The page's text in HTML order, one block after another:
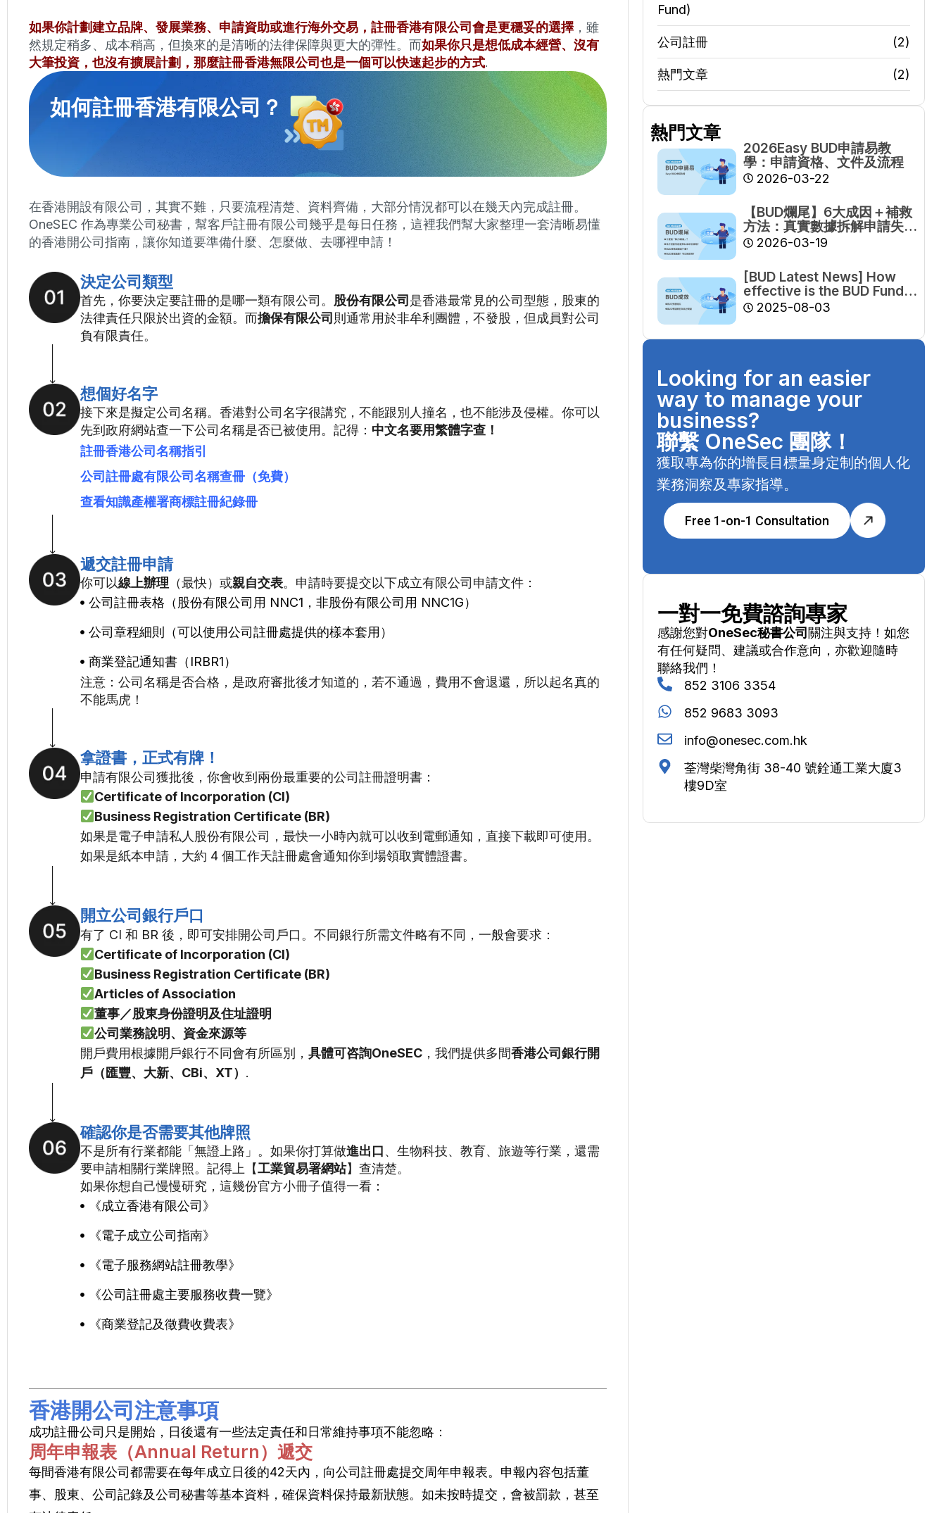
如果你計劃建立品牌、發展業務、申請資助或進行海外交易，註冊香港有限公司會是更穩妥的選擇 ，雖
然規定稍多、成本稍高，但換來的是清晰的法律保障與更大的彈性。而如果你只是想低成本經營、沒有
大筆投資，也沒有擴展計劃，那麼註冊香港無限公司也是一個可以快速起步的方式.
如何註冊香港有限公司？
在香港開設有限公司，其實不難，只要流程清楚、資料齊備，大部分情況都可以在幾天內完成註冊。
OneSEC 作為專業公司秘書，幫客戶註冊有限公司幾乎是每日任務，這裡我們幫大家整理一套清晰易懂
的香港開公司指南，讓你知道要準備什麼、怎麼做、去哪裡申請！
決定公司類型
首先，你要決定要註冊的是哪一類有限公司。 股份有限公司是香港最常見的公司型態，股東的
法律責任只限於出資的金額。而擔保有限公司則通常用於非牟利團體，不發股，但成員對公司
負有限責任。
想個好名字
接下來是擬定公司名稱。香港對公司名字很講究，不能跟別人撞名，也不能涉及侵權。你可以
先到政府網站查一下公司名稱是否已被使用。記得： 中文名要用繁體字查！
註冊香港公司名稱指引
公司註冊處有限公司名稱查冊（免費）
查看知識產權署商標註冊紀錄冊
遞交註冊申請
你可以線上辦理 （最快）或親自交表。申請時要提交以下成立有限公司申請文件：
公司註冊表格（股份有限公司用 NNC1，非股份有限公司用 NNC1G）
公司章程細則（可以使用公司註冊處提供的樣本套用）
商業登記通知書（IRBR1）
注意：公司名稱是否合格，是政府審批後才知道的，若不通過，費用不會退還，所以起名真的
不能馬虎！
拿證書，正式有牌！
申請有限公司獲批後，你會收到兩份最重要的公司註冊證明書：
Certificate of Incorporation (CI)
Business Registration Certificate (BR)
如果是電子申請私人股份有限公司，最快一小時內就可以收到電郵通知，直接下載即可使用。
如果是紙本申請，大約 4 個工作天註冊處會通知你到場領取實體證書。
開立公司銀行戶口
有了 CI 和 BR 後，即可安排開公司戶口。不同銀行所需文件略有不同，一般會要求：
Certificate of Incorporation (CI)
Business Registration Certificate (BR)
Articles of Association
董事／股東身份證明及住址證明
公司業務說明、資金來源等
開戶費用根據開戶銀行不同會有所區別， 具體可咨詢OneSEC，我們提供多間香港公司銀行開
戶（匯豐、大新、CBi、XT） .
確認你是否需要其他牌照
不是所有行業都能「無證上路」。如果你打算做進出口、生物科技、教育、旅遊等行業，還需
要申請相關行業牌照。記得上【工業貿易署網站】查清楚。
如果你想自己慢慢研究，這幾份官方小冊子值得一看：
《成立香港有限公司》
《電子成立公司指南》
《電子服務網站註冊教學》
《公司註冊處主要服務收費一覽》
《商業登記及徵費收費表》
香港開公司注意事項
成功註冊公司只是開始，日後還有一些法定責任和日常維持事項不能忽略：
周年申報表（Annual Return）遞交
每間香港有限公司都需要在每年成立日後的42天內，向公司註冊處提交周年申報表。申報內容包括董
事、股東、公司記錄及公司秘書等基本資料，確保資料保持最新狀態。如未按時提交，會被罰款，甚至
Fund)
公司註冊 (2)
熱門文章 (2)
熱門文章
2026Easy BUD申請易教
學：申請資格、文件及流程
2026-03-22
【BUD爛尾】6大成因＋補救
方法：真實數據拆解申請失
敗原因
2026-03-19
[BUD Latest News] How
effective is the BUD Fund?
The Audit Commission
2025-08-03
Looking for an easier
way to manage your
business?
聯繫 OneSec 團隊！
獲取專為你的增長目標量身定制的個人化
業務洞察及專家指導。
Free 1-on-1 Consultation
一對一免費諮詢專家
感謝您對OneSec秘書公司 關注與支持！如您
有任何疑問、建議或合作意向，亦歡迎隨時
聯絡我們！
852 3106 3354
852 9683 3093
info@onesec.com.hk
荃灣柴灣角街 38-40 號銓通工業大廈3
樓9D室